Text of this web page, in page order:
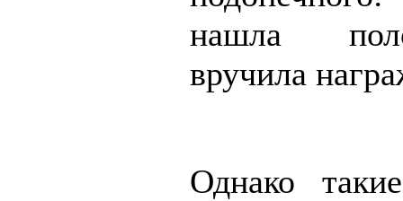
нашла
вручила
Однако